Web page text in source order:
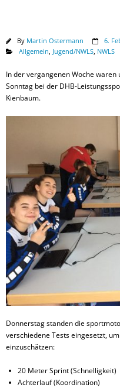
By Martin Ostermann
6.
Allgemein Jugend/NWLS NWLS
In der vergangenen Woche
Sonntag bei der DHB-
Kienbaum.
Donnerstag standen die
verschiedene Tests eingesetzt,
einzuschätzen:
20 Meter Sprint (Schnelligkeit)
Achterlauf (Koordination)